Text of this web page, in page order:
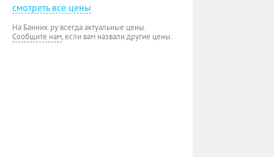
смотреть все цены
На Банник.ру всегда актуальные цены.
Сообщите нам, если вам назвали другие цены.